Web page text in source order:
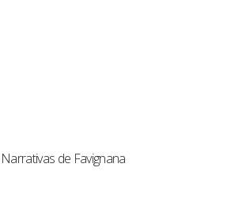
Narrativas de Favignana